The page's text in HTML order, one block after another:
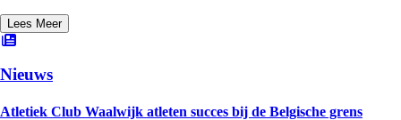
Lees Meer
Nieuws
Atletiek Club Waalwijk atleten succes bij de Belgische grens